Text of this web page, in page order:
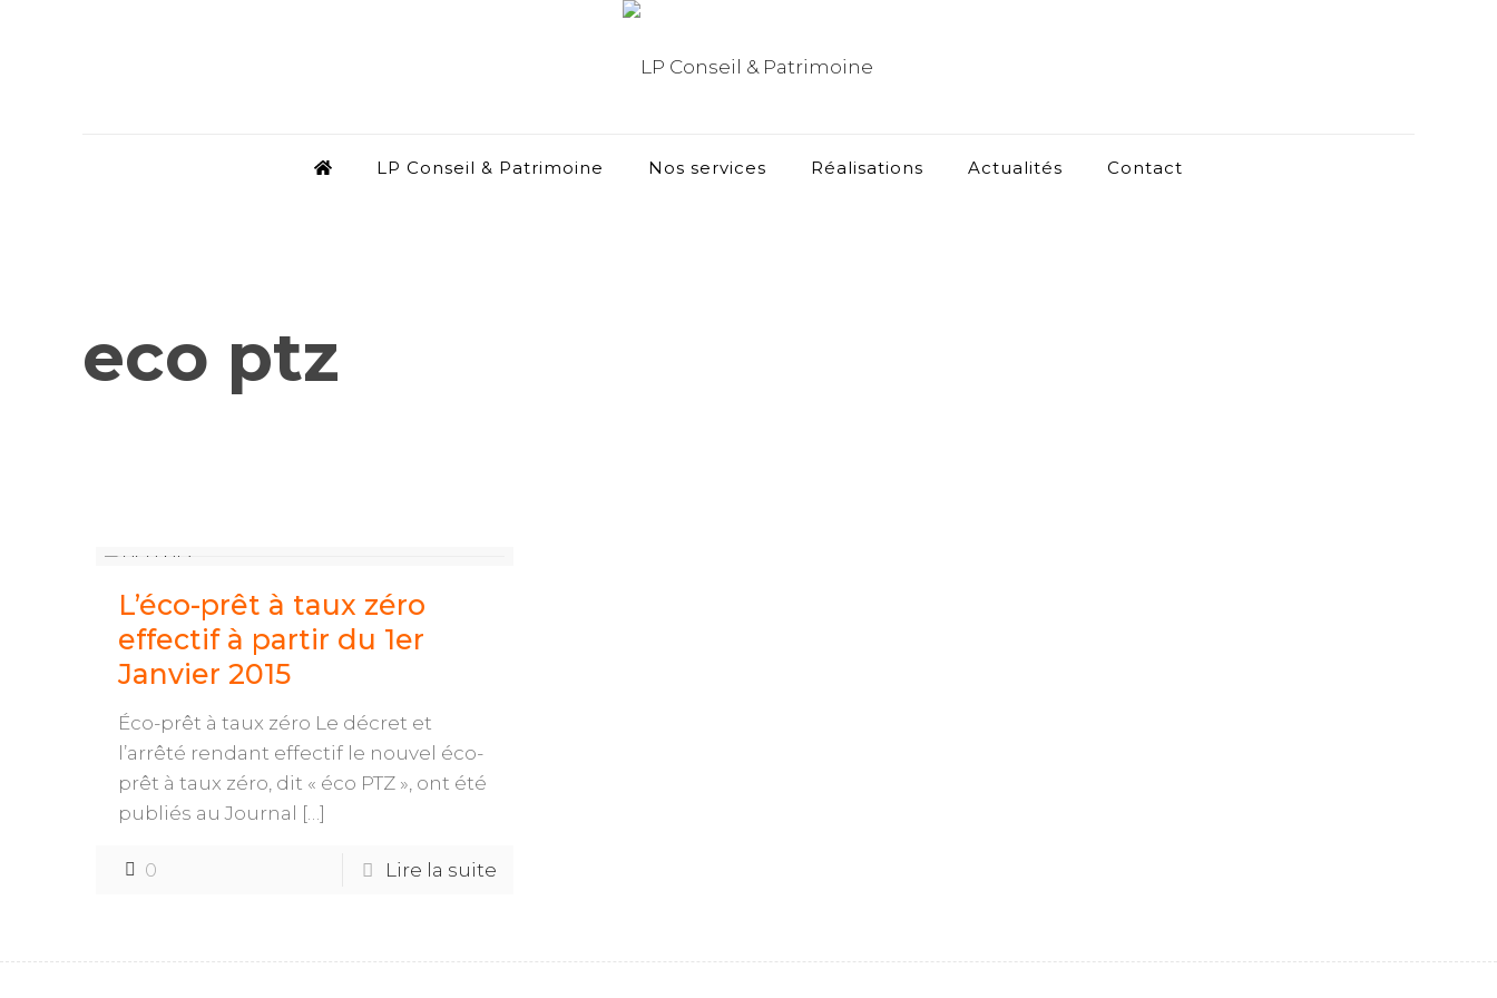
LP Conseil & Patrimoine Nos services Réalisations Actualités Contact
eco ptz
L’éco-prêt à taux zéro
effectif à partir du 1er
Janvier 2015
Éco-prêt à taux zéro Le décret et
l’arrêté rendant effectif le nouvel éco-
prêt à taux zéro, dit « éco PTZ », ont été
publiés au Journal
[…]
0 Lire la suite